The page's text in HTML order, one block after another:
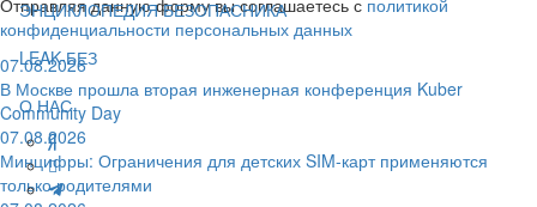
ЭНЦИКЛОПЕДИЯ БЕЗОПАСНИКА
LEAK-БЕЗ
О НАС
конфиденциальности персональных данных
07.08.2026
В Москве прошла вторая инженерная конференция Kuber
Community Day
07.08.2026
Минцифры: Ограничения для детских SIM-карт применяются
только родителями